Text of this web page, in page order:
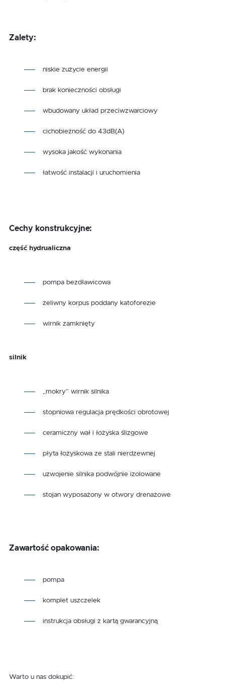
Zalety:
niskie zużycie energii
brak konieczności obsługi
wbudowany układ przeciwzwarciowy
cichobieżność do 43dB(A)
wysoka jakość wykonania
łatwość instalacji i uruchomienia
Cechy konstrukcyjne:
część hydrualiczna
pompa bezdławicowa
żeliwny korpus poddany katoforezie
wirnik zamknięty
silnik
„mokry” wirnik silnika
stopniowa regulacja prędkości obrotowej
ceramiczny wał i łożyska ślizgowe
płyta łożyskowa ze stali nierdzewnej
uzwojenie silnika podwójnie izolowane
stojan wyposażony w otwory drenażowe
Zawartość opakowania:
pompa
komplet uszczelek
instrukcja obsługi z kartą gwarancyjną
Warto u nas dokupić: